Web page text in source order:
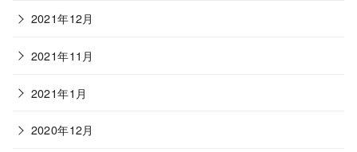
2021年12月
2021年11月
2021年1月
2020年12月